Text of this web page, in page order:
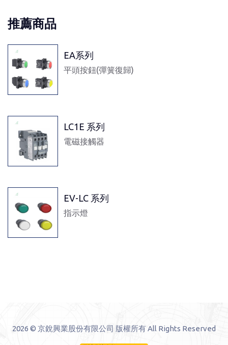
推薦商品
EA系列
平頭按鈕(彈簧復歸)
LC1E 系列
電磁接觸器
EV-LC 系列
指示燈
2026 © 京銳興業股份有限公司 版權所有 All Rights Reserved